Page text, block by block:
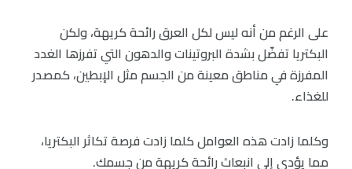
على الرغم من أنه ليس لكل العرق رائحة كريهة، ولكن
البكتريا تفضّل بشدة البروتينات والدهون التي تفرزها الغدد
المفرزة في مناطق معينة من الجسم مثل الإبطين، كمصدر
للغذاء.
وكلما زادت هذه العوامل كلما زادت فرصة تكاثر البكتريا،
مما يؤدي إلى انبعاث رائحة كريهة من جسمك.